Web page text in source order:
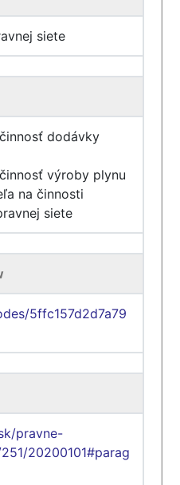
siete
dodávky
výroby plynu
na činnosti
siete
5ffc157d2d7a79
pravne-
20200101#parag